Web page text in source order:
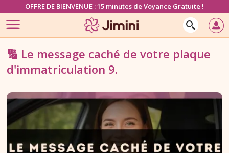
OFFRE DE BIENVENUE : 15 minutes de Voyance Gratuite !
🔢 Le message caché de votre plaque
d'immatriculation 9.